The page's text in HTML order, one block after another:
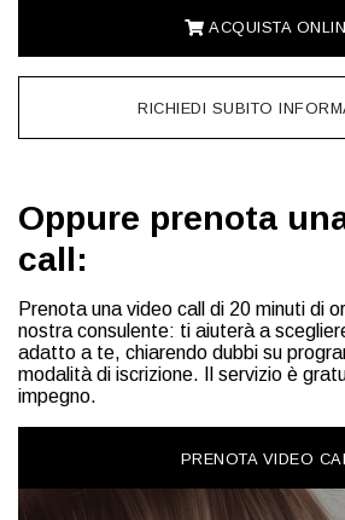
ACQUISTA
RICHIEDI SUBITO
Oppure prenota
call:
Prenota una video call di 20 minuti di
nostra consulente: ti aiuterà a
adatto a te, chiarendo dubbi su
modalità di iscrizione. Il servizio è
impegno.
PRENOTA VIDEO